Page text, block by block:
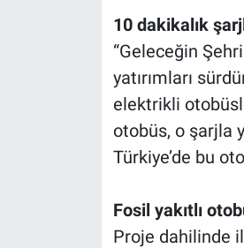
10 dakikalık
“Geleceğin
yatırımları
elektrikli
otobüs, o şarjla
Türkiye’de bu
Fosil yakıtlı
Proje dahilinde